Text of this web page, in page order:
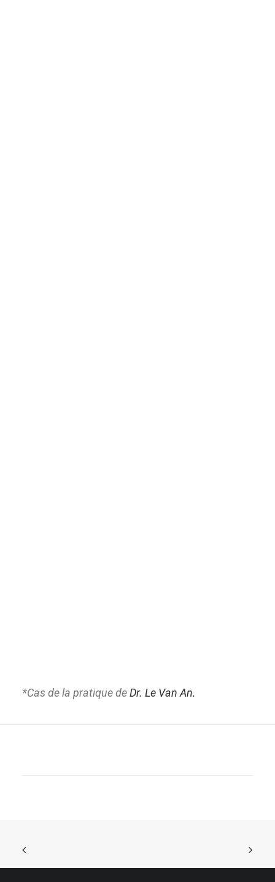
*Cas de la pratique deDr. Le Van An.